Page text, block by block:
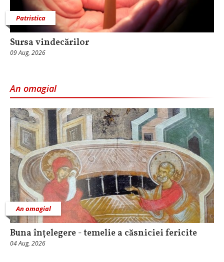
Patristica
Sursa vindecărilor
09 Aug, 2026
An omagial
An omagial
Buna înțelegere - temelie a căsniciei fericite
04 Aug, 2026